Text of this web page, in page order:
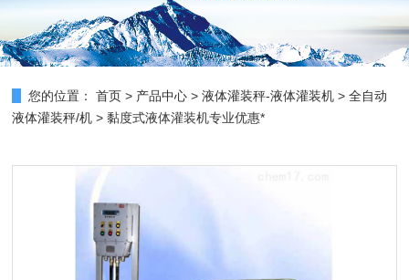
您的位置： 首页 > 产品中心 >液体灌装秤-液体灌装机 >全自动
液体灌装秤/机 > 黏度式液体灌装机专业优惠*